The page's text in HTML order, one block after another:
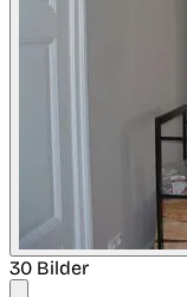
30 Bilder